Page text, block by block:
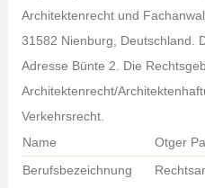
Architektenrecht und
31582 Nienburg, Deutschland.
Adresse Bünte 2. Die
Architektenrecht/
Verkehrsrecht.
Name
Otger
Berufsbezeichnung